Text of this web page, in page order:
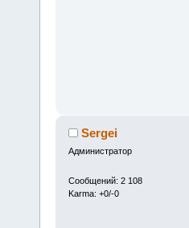
Sergei
Администратор
Сообщений: 2 108
Karma: +0/-0